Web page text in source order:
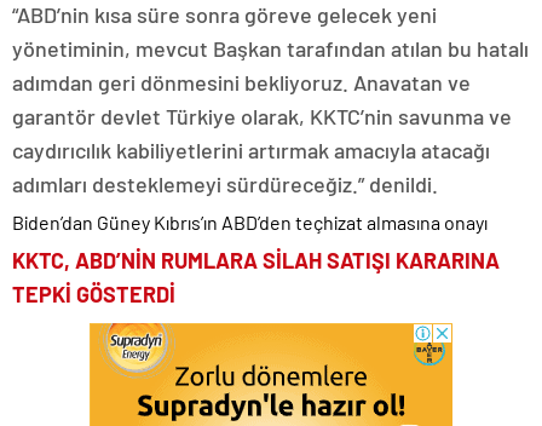
“ABD’nin kısa süre sonra göreve gelecek yeni
yönetiminin, mevcut Başkan tarafından atılan bu hatalı
adımdan geri dönmesini bekliyoruz. Anavatan ve
garantör devlet Türkiye olarak, KKTC’nin savunma ve
caydırıcılık kabiliyetlerini artırmak amacıyla atacağı
adımları desteklemeyi sürdüreceğiz.” denildi.
Biden’dan Güney Kıbrıs’ın ABD’den teçhizat almasına onayı
KKTC, ABD’NİN RUMLARA SİLAH SATIŞI KARARINA
TEPKİ GÖSTERDİ